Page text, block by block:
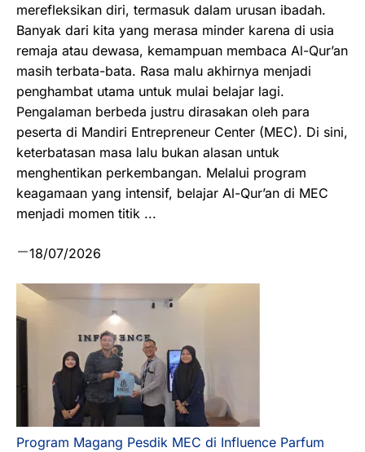
merefleksikan diri, termasuk dalam urusan ibadah.
Banyak dari kita yang merasa minder karena di usia
remaja atau dewasa, kemampuan membaca Al-Qur’an
masih terbata-bata. Rasa malu akhirnya menjadi
penghambat utama untuk mulai belajar lagi.
Pengalaman berbeda justru dirasakan oleh para
peserta di Mandiri Entrepreneur Center (MEC). Di sini,
keterbatasan masa lalu bukan alasan untuk
menghentikan perkembangan. Melalui program
keagamaan yang intensif, belajar Al-Qur’an di MEC
menjadi momen titik ...
18/07/2026
Program Magang Pesdik MEC di Influence Parfum